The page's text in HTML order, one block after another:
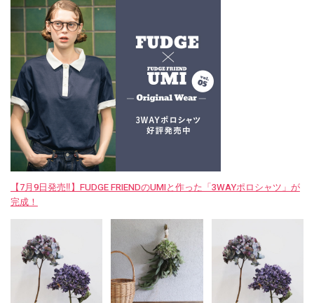
【7月9日発売‼︎】FUDGE FRIENDのUMIと作った「3WAYポロシャツ」が
完成！